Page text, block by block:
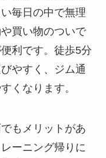
毎日の中で無理
買い物のついで
利です。徒歩5分
やすく、ジム通
くなります。
もメリットがあ
ーニング帰りに